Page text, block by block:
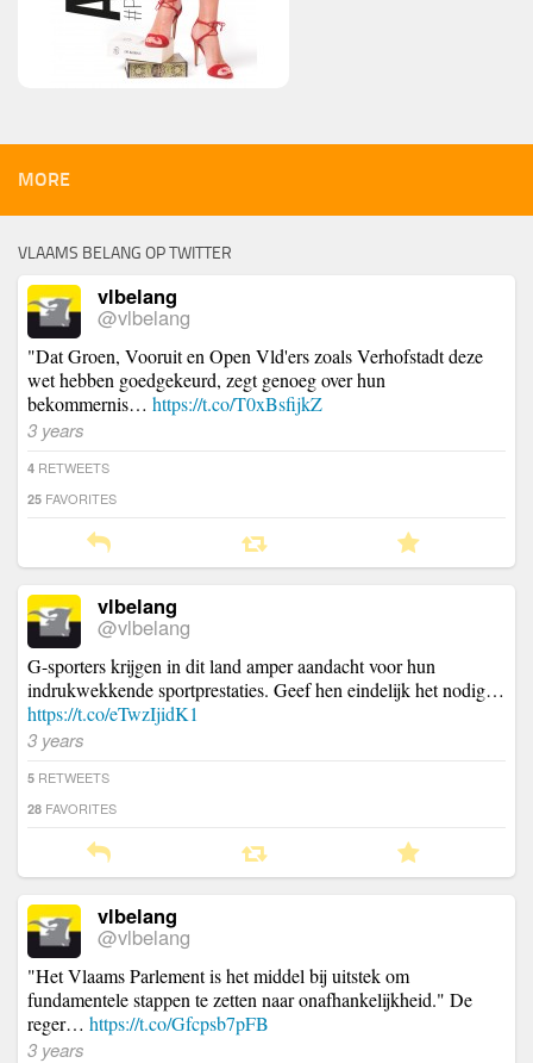
MORE
VLAAMS BELANG OP TWITTER
vlbelang
@vlbelang
"Dat Groen, Vooruit en Open Vld'ers zoals Verhofstadt deze
wet hebben goedgekeurd, zegt genoeg over hun
bekommernis… https://t.co/T0xBsfijkZ
3 years
4 RETWEETS
25 FAVORITES
vlbelang
@vlbelang
G-sporters krijgen in dit land amper aandacht voor hun
indrukwekkende sportprestaties. Geef hen eindelijk het nodig…
https://t.co/eTwzIjidK1
3 years
5 RETWEETS
28 FAVORITES
vlbelang
@vlbelang
"Het Vlaams Parlement is het middel bij uitstek om
fundamentele stappen te zetten naar onafhankelijkheid." De
reger… https://t.co/Gfcpsb7pFB
3 years